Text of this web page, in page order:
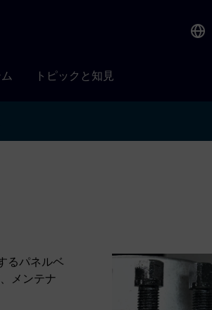
トピックと知見
るパネルベ
メンテナ